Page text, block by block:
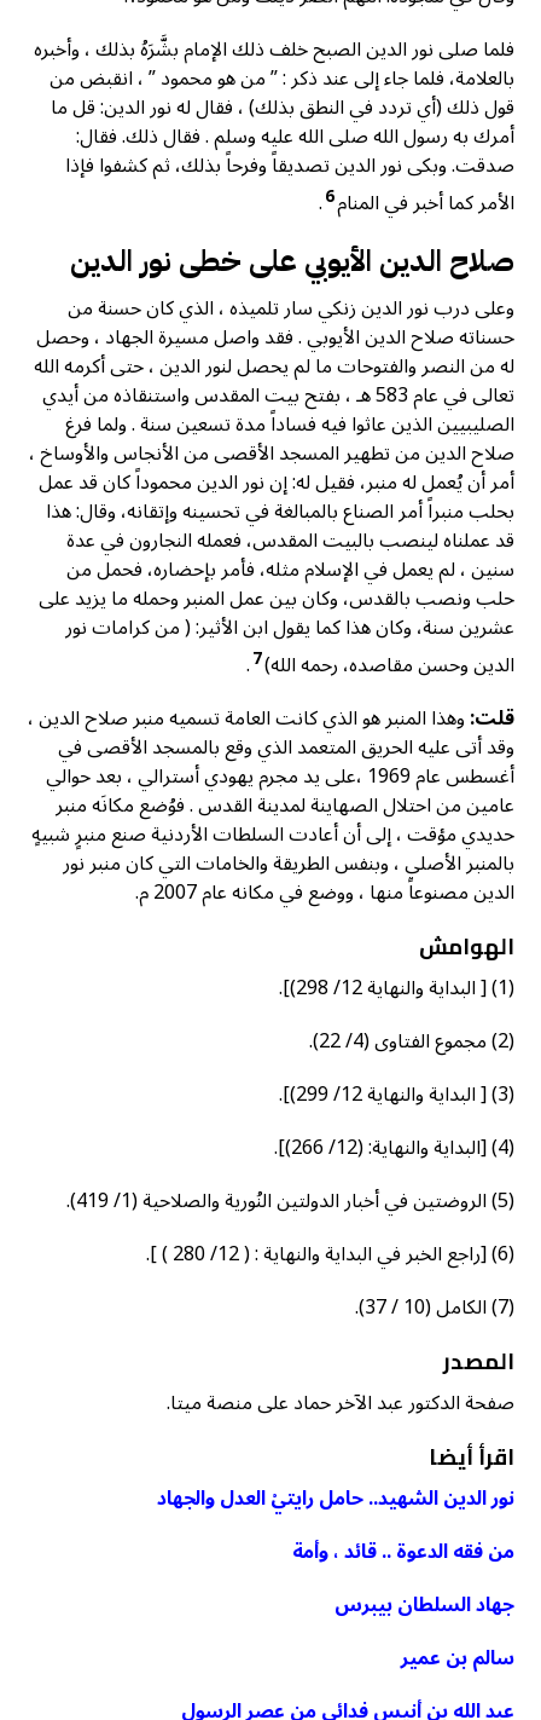
فلما صلى نور الدين الصبح خلف ذلك الإمام بشَّرَهُ بذلك ، وأخبره
بالعلامة، فلما جاء إلى عند ذكر : ” من هو محمود ” ، انقبض من
قول ذلك (أي تردد في النطق بذلك) ، فقال له نور الدين: قل ما
أمرك به رسول الله صلى الله عليه وسلم . فقال ذلك. فقال:
صدقت. وبكى نور الدين تصديقاً وفرحاً بذلك، ثم كشفوا فإذا
الأمر كما أخبر في المنام6
.
صلاح الدين الأيوبي على خطى نور الدين
وعلى درب نور الدين زنكي سار تلميذه ، الذي كان حسنة من
حسناته صلاح الدين الأيوبي . فقد واصل مسيرة الجهاد ، وحصل
له من النصر والفتوحات ما لم يحصل لنور الدين ، حتى أكرمه الله
تعالى في عام 583 هـ ، بفتح بيت المقدس واستنقاذه من أيدي
الصليبيين الذين عاثوا فيه فساداً مدة تسعين سنة . ولما فرغ
صلاح الدين من تطهير المسجد الأقصى من الأنجاس والأوساخ ،
أمر أن يُعمل له منبر، فقيل له: إن نور الدين محموداً كان قد عمل
بحلب منبراً أمر الصناع بالمبالغة في تحسينه وإتقانه، وقال: هذا
قد عملناه لينصب بالبيت المقدس، فعمله النجارون في عدة
سنين ، لم يعمل في الإسلام مثله، فأمر بإحضاره، فحمل من
حلب ونصب بالقدس، وكان بين عمل المنبر وحمله ما يزيد على
عشرين سنة، وكان هذا كما يقول ابن الأثير: ( من كرامات نور
الدين وحسن مقاصده، رحمه الله)7
.
قلت:وهذا المنبر هو الذي كانت العامة تسميه منبر صلاح الدين ،
وقد أتى عليه الحريق المتعمد الذي وقع بالمسجد الأقصى في
أغسطس عام 1969 ،على يد مجرم يهودي أسترالي ، بعد حوالي
عامين من احتلال الصهاينة لمدينة القدس . فوُضع مكانَه منبر
حديدي مؤقت ، إلى أن أعادت السلطات الأردنية صنع منبرٍ شبيهٍ
بالمنبر الأصلي ، وبنفس الطريقة والخامات التي كان منبر نور
الدين مصنوعاً منها ، ووضع في مكانه عام 2007 م.
الهوامش
(1) [ البداية والنهاية 12/ 298)].
(2) مجموع الفتاوى (4/ 22).
(3) [ البداية والنهاية 12/ 299)].
(4) [البداية والنهاية: (12/ 266)].
(5) الروضتين في أخبار الدولتين النُورية والصلاحية (1/ 419).
(6) [راجع الخبر في البداية والنهاية : ( 12/ 280 ) ].
(7) الكامل (10 / 37).
المصدر
صفحة الدكتور عبد الآخر حماد على منصة ميتا.
اقرأ أيضا
نور الدين الشهيد.. حامل رايتيْ العدل والجهاد
من فقه الدعوة .. قائد ، وأمة
جهاد السلطان بيبرس
سالم بن عمير